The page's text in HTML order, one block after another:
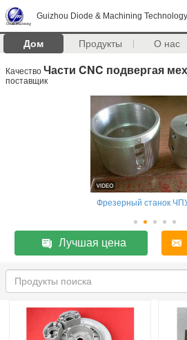
Guizhou Diode & Machining
Дом Продукты О нас
Качество Части CNC подвергая
поставщик
Фрезерный станок
Лучшая цена